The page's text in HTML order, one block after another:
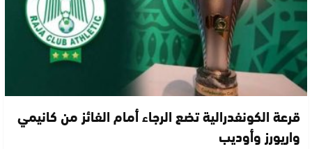
قرعة الكونفدرالية تضع الرجاء أمام الفائز من كانيمي
واريورز وأوديب